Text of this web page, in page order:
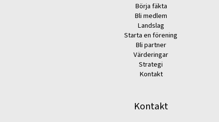
Börja fäkta
Bli medlem
Landslag
Starta en förening
Bli partner
Värderingar
Strategi
Kontakt
Kontakt